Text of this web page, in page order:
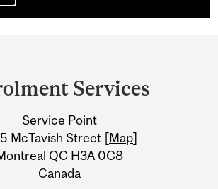
Services
Service Point
McTavish Street [Map]
QC H3A 0C8
Canada